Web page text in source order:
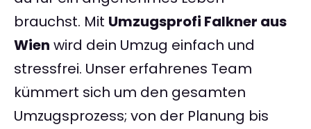
brauchst. Mit Umzugsprofi Falkner aus
Wien wird dein Umzug einfach und
stressfrei. Unser erfahrenes Team
kümmert sich um den gesamten
Umzugsprozess; von der Planung bis